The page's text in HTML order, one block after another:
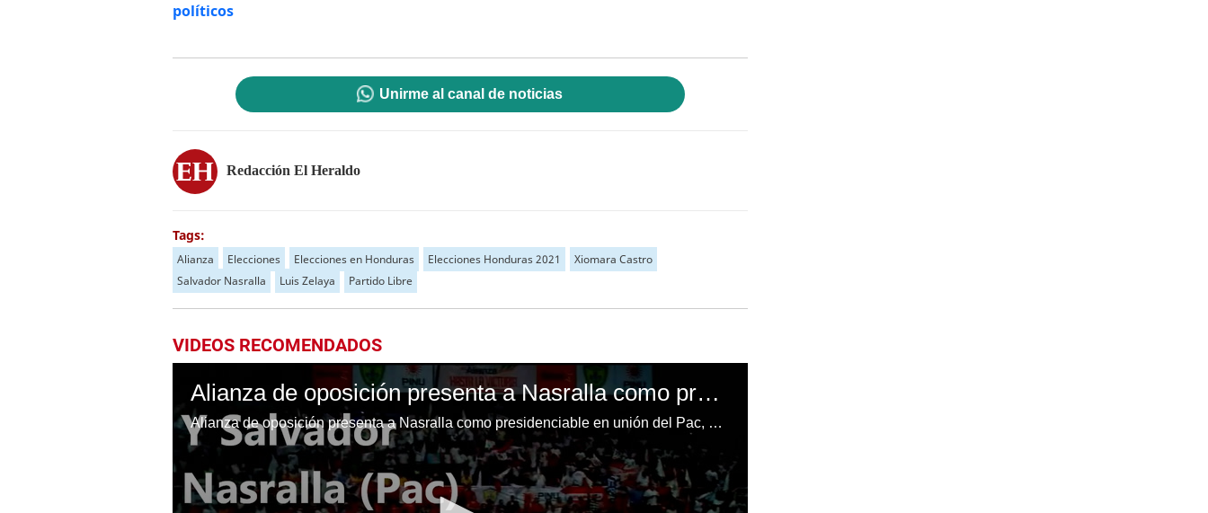
políticos
Unirme al canal de noticias
Redacción El Heraldo
Tags:
Alianza Elecciones Elecciones en Honduras Elecciones Honduras 2021
Xiomara Castro
Salvador Nasralla
Luis Zelaya Partido Libre
VIDEOS RECOMENDADOS
Alianza de oposición presenta a Nasralla como presidenciable
Alianza de oposición presenta a Nasralla como presidenciable en unión del Pac, Libre y Pinu-SD.